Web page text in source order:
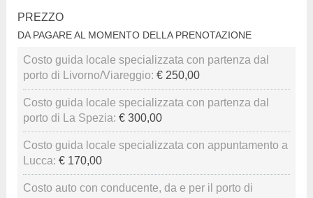
PREZZO
DA PAGARE AL MOMENTO DELLA PRENOTAZIONE
Costo guida locale specializzata con partenza dal
porto di Livorno/Viareggio: € 250,00
Costo guida locale specializzata con partenza dal
porto di La Spezia: € 300,00
Costo guida locale specializzata con appuntamento a
Lucca: € 170,00
Costo auto con conducente, da e per il porto di